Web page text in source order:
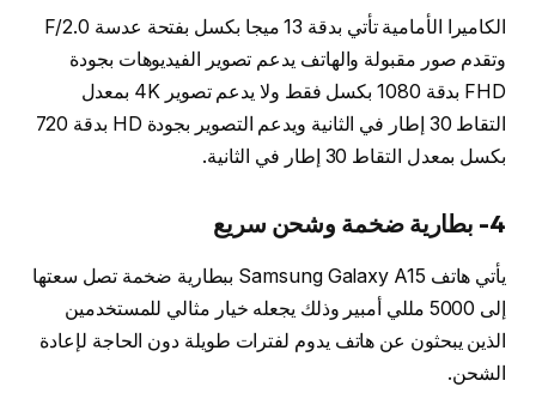
الكاميرا الأمامية تأتي بدقة 13 ميجا بكسل بفتحة عدسة F/2.0
وتقدم صور مقبولة والهاتف يدعم تصوير الفيديوهات بجودة
FHD بدقة 1080 بكسل فقط ولا يدعم تصوير 4K بمعدل
التقاط 30 إطار في الثانية ويدعم التصوير بجودة HD بدقة 720
بكسل بمعدل التقاط 30 إطار في الثانية.
4- بطارية ضخمة وشحن سريع
يأتي هاتف Samsung Galaxy A15 ببطارية ضخمة تصل سعتها
إلى 5000 مللي أمبير وذلك يجعله خيار مثالي للمستخدمين
الذين يبحثون عن هاتف يدوم لفترات طويلة دون الحاجة لإعادة
الشحن.